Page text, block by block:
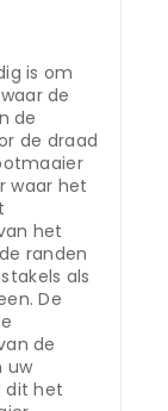
is om
de
de
de draad
waar het
het
randen
als
De
de
uw
dit het